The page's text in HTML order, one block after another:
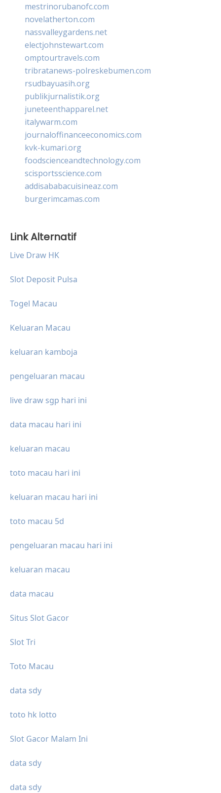
mestrinorubanofc.com
novelatherton.com
nassvalleygardens.net
electjohnstewart.com
omptourtravels.com
tribratanews-polreskebumen.com
rsudbayuasih.org
publikjurnalistik.org
juneteenthapparel.net
italywarm.com
journaloffinanceeconomics.com
kvk-kumari.org
foodscienceandtechnology.com
scisportsscience.com
addisababacuisineaz.com
burgerimcamas.com
Link Alternatif
Live Draw HK
Slot Deposit Pulsa
Togel Macau
Keluaran Macau
keluaran kamboja
pengeluaran macau
live draw sgp hari ini
data macau hari ini
keluaran macau
toto macau hari ini
keluaran macau hari ini
toto macau 5d
pengeluaran macau hari ini
keluaran macau
data macau
Situs Slot Gacor
Slot Tri
Toto Macau
data sdy
toto hk lotto
Slot Gacor Malam Ini
data sdy
data sdy